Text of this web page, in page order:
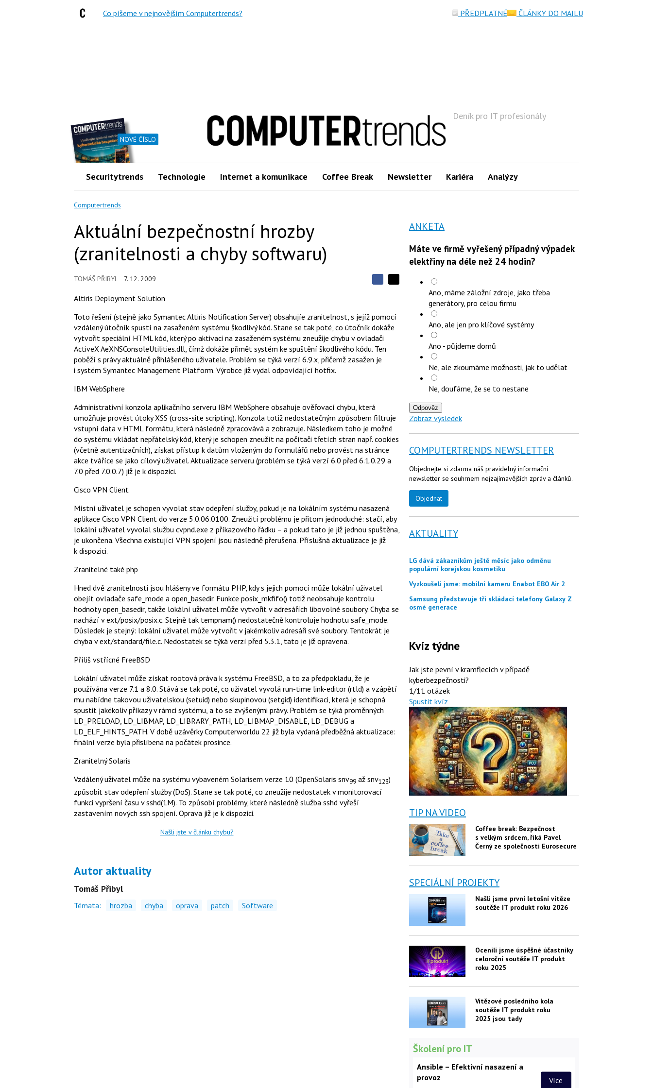
NOVÉ ČÍSLO
Deník pro IT profesionály
Securitytrends Technologie Internet a komunikace Coffee Break Newsletter Kariéra Analýzy
Computertrends
Aktuální bezpečnostní hrozby
(zranitelnosti a chyby softwaru)
TOMÁŠ PŘIBYL 7. 12. 2009
S
l
e
t
S
e
t
e
a
F
u
e
t
Altiris Deployment Solution
Toto řešení (stejně jako Symantec Altiris Notification Server) obsahujíe zranitelnost, s jejíž pomocí
vzdálený útočník spustí na zasaženém systému škodlivý kód. Stane se tak poté, co útočník dokáže
vytvořit speciální HTML kód, který po aktivaci na zasaženém systému zneužije chybu v ovladači
ActiveX AeXNSConsoleUtilities.dll, čímž dokáže přimět systém ke spuštění škodlivého kódu. Ten
poběží s právy aktuálně přihlášeného uživatele. Problém se týká verzí 6.9.x, přičemž zasažen je
i systém Symantec Management Platform. Výrobce již vydal odpovídající hotfix.
IBM WebSphere
Administrativní konzola aplikačního serveru IBM WebSphere obsahuje ověřovací chybu, která
umožňuje provést útoky XSS (cross-site scripting). Konzola totiž nedostatečným způsobem filtruje
vstupní data v HTML formátu, která následně zpracovává a zobrazuje. Následkem toho je možné
do systému vkládat nepřátelský kód, který je schopen zneužít na počítači třetích stran např. cookies
(včetně autentizačních), získat přístup k datům vloženým do formulářů nebo provést na stránce
akce tváříce se jako cílový uživatel. Aktualizace serveru (problém se týká verzí 6.0 před 6.1.0.29 a
7.0 před 7.0.0.7) již je k dispozici.
Cisco VPN Client
Místní uživatel je schopen vyvolat stav odepření služby, pokud je na lokálním systému nasazená
aplikace Cisco VPN Client do verze 5.0.06.0100. Zneužití problému je přitom jednoduché: stačí, aby
lokální uživatel vyvolal službu cvpnd.exe z příkazového řádku – a pokud tato je již jednou spuštěna,
je ukončena. Všechna existující VPN spojení jsou následně přerušena. Příslušná aktualizace je již
k dispozici.
Zranitelné také php
Hned dvě zranitelnosti jsou hlášeny ve formátu PHP, kdy s jejich pomocí může lokální uživatel
obejít ovladače safe_mode a open_basedir. Funkce posix_mkfifo() totiž neobsahuje kontrolu
hodnoty open_basedir, takže lokální uživatel může vytvořit v adresářích libovolné soubory. Chyba se
nachází v ext/posix/posix.c. Stejně tak tempnam() nedostatečně kontroluje hodnotu safe_mode.
Důsledek je stejný: lokální uživatel může vytvořit v jakémkoliv adresáři své soubory. Tentokrát je
chyba v ext/standard/file.c. Nedostatek se týká verzí před 5.3.1, tato je již opravena.
Příliš vstřícné FreeBSD
Lokální uživatel může získat rootová práva k systému FreeBSD, a to za předpokladu, že je
používána verze 7.1 a 8.0. Stává se tak poté, co uživatel vyvolá run-time link-editor (rtld) a vzápětí
mu nabídne takovou uživatelskou (setuid) nebo skupinovou (setgid) identifikaci, která je schopná
spustit jakékoliv příkazy v rámci systému, a to se zvýšenými právy. Problém se týká proměnných
LD_PRELOAD, LD_LIBMAP, LD_LIBRARY_PATH, LD_LIBMAP_DISABLE, LD_DEBUG a
LD_ELF_HINTS_PATH. V době uzávěrky Computerworldu 22 již byla vydaná předběžná aktualizace:
finální verze byla přislíbena na počátek prosince.
Zranitelný Solaris
Vzdálený uživatel může na systému vybaveném Solarisem verze 10 (OpenSolaris snv99 až snv123)
způsobit stav odepření služby (DoS). Stane se tak poté, co zneužije nedostatek v monitorovací
funkci vypršení času v sshd(1M). To způsobí problémy, které následně služba sshd vyřeší
zastavením nových ssh spojení. Oprava již je k dispozici.
Našli jste v článku chybu?
Autor aktuality
Tomáš Přibyl
Témata: hrozba chyba oprava patch Software
ANKETA
Máte ve firmě vyřešený případný výpadek
elektřiny na déle než 24 hodin?
Ano, máme záložní zdroje, jako třeba
generátory, pro celou firmu
Ano, ale jen pro klíčové systémy
Ano - půjdeme domů
Ne, ale zkoumáme možnosti, jak to udělat
Ne, doufáme, že se to nestane
Odpověz
Zobraz výsledek
COMPUTERTRENDS NEWSLETTER
Objednejte si zdarma náš pravidelný informační
newsletter se souhrnem nejzajímavějších zpráv a článků.
Objednat
AKTUALITY
LG dává zákazníkům ještě měsíc jako odměnu
populární korejskou kosmetiku
Vyzkoušeli jsme: mobilní kameru Enabot EBO Air 2
Samsung představuje tři skládací telefony Galaxy Z
osmé generace
Kvíz týdne
Jak jste pevní v kramflecích v případě
kyberbezpečnosti?
1/11 otázek
Spustit kvíz
TIP NA VIDEO
Coffee break: Bezpečnost
s velkým srdcem, říká Pavel
Černý ze společnosti Eurosecure
SPECIÁLNÍ PROJEKTY
Našli jsme první letošní vítěze
soutěže IT produkt roku 2026
Ocenili jsme úspěšné účastníky
celoroční soutěže IT produkt
roku 2025
Vítězové posledního kola
soutěže IT produkt roku
2025 jsou tady
Školení pro IT
Ansible – Efektivní nasazení a
provoz
Více
Co píšeme v nejnovějším Computertrends? PŘEDPLATNÉ ČLÁNKY DO MAILU